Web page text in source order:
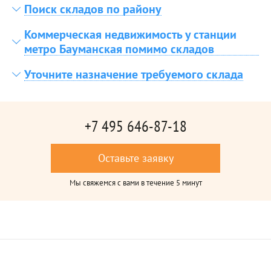
Поиск складов по району
Коммерческая недвижимость у станции
метро Бауманская помимо складов
Уточните назначение требуемого склада
+7 495 646-87-18
Оставьте заявку
Мы свяжемся с вами в течение 5 минут